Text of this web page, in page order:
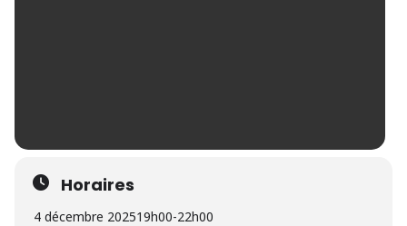
Horaires
4 décembre 202519h00-22h00